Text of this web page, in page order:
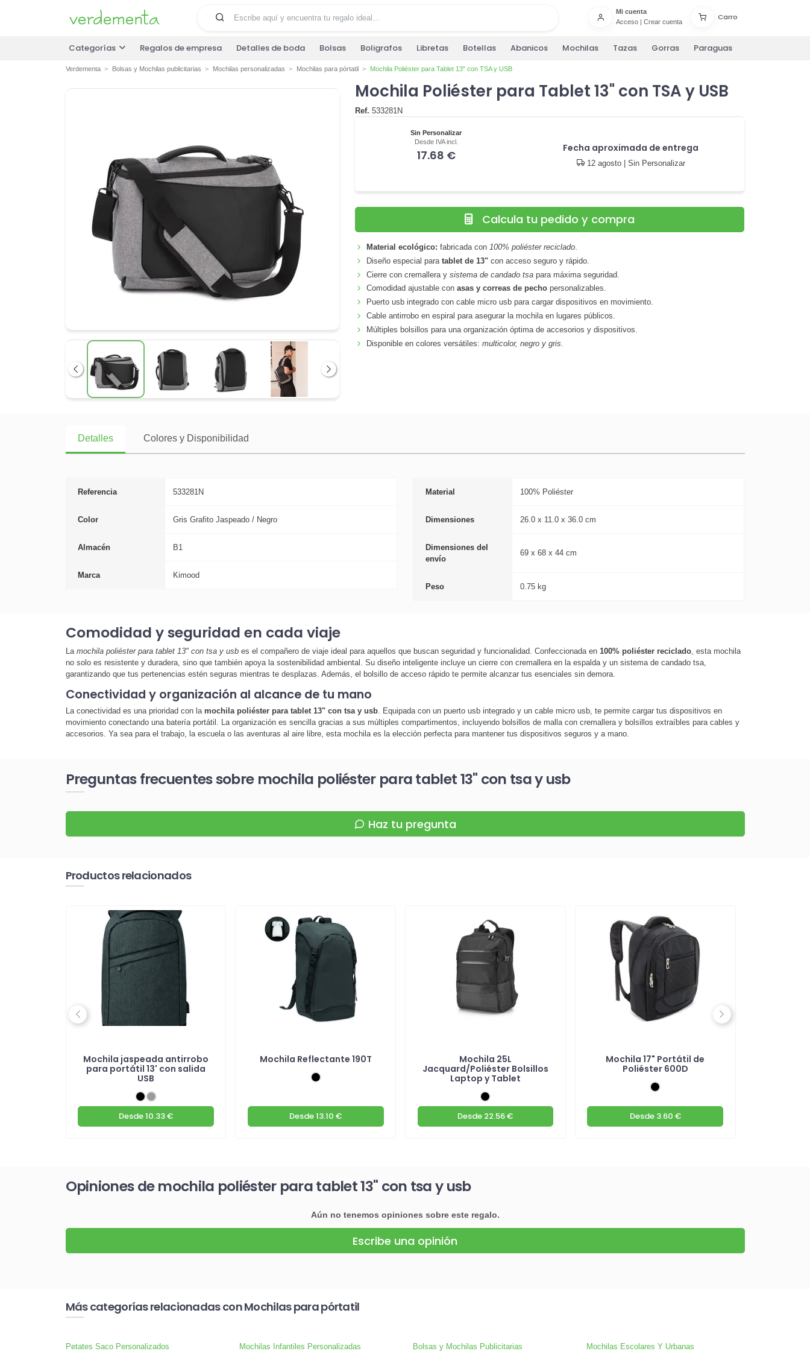
Mi cuenta
Acceso| Crear cuenta
Carro
Categorías Regalos de empresa Detalles de boda Bolsas Boligrafos Libretas Botellas Abanicos Mochilas Tazas Gorras Paraguas
Verdementa Bolsas y Mochilas publicitarias Mochilas personalizadas Mochilas para pórtatil Mochila Poliéster para Tablet 13" con TSA y USB
Anterior Siguiente
Mochila Poliéster para Tablet 13" con TSA y USB
Ref. 533281N
Sin Personalizar
Desde IVA incl.
17.68 € Fecha aproximada de entrega
12 agosto| Sin Personalizar
Calcula tu pedido y compra
Material ecológico: fabricada con 100% poliéster reciclado
Diseño especial paratablet de 13" con acceso seguro y rápido.
Cierre con cremallera ysistema de candado tsa para máxima seguridad.
Comodidad ajustable conasas y correas de pecho personalizables.
Puerto usb integrado con cable micro usb para cargar dispositivos en movimiento.
Cable antirrobo en espiral para asegurar la mochila en lugares públicos.
Múltiples bolsillos para una organización óptima de accesorios y dispositivos.
Disponible en colores versátiles:multicolor, negro y gris
Detalles Colores y Disponibilidad
Referencia 533281N
Color Gris Grafito Jaspeado / Negro
Almacén B1
Marca Kimood
Material 100% Poliéster
Dimensiones 26.0 x 11.0 x 36.0 cm
Dimensiones del
envío
69 x 68 x 44 cm
Peso 0.75 kg
Comodidad y seguridad en cada viaje
La mochila poliéster para tablet 13" con tsa y usbes el compañero de viaje ideal para aquellos que buscan seguridad y funcionalidad. Confeccionada en 100% poliéster reciclado, esta mochila
no solo es resistente y duradera, sino que también apoya la sostenibilidad ambiental. Su diseño inteligente incluye un cierre con cremallera en la espalda y un sistema de candado tsa,
garantizando que tus pertenencias estén seguras mientras te desplazas. Además, el bolsillo de acceso rápido te permite alcanzar tus esenciales sin demora.
Conectividad y organización al alcance de tu mano
La conectividad es una prioridad con la mochila poliéster para tablet 13" con tsa y usb. Equipada con un puerto usb integrado y un cable micro usb, te permite cargar tus dispositivos en
movimiento conectando una batería portátil. La organización es sencilla gracias a sus múltiples compartimentos, incluyendo bolsillos de malla con cremallera y bolsillos extraíbles para cables y
accesorios. Ya sea para el trabajo, la escuela o las aventuras al aire libre, esta mochila es la elección perfecta para mantener tus dispositivos seguros y a mano.
Preguntas frecuentes sobre mochila poliéster para tablet 13" con tsa y usb
Haz tu pregunta
Productos relacionados
Mochila jaspeada antirrobo
para portátil 13' con salida
USB
Desde10.33 €
Mochila Reflectante 190T
Desde13.10 €
Mochila 25L
Jacquard/Poliéster Bolsillos
Laptop y Tablet
Desde 22.56 €
Mochila 17" Portátil de
Poliéster 600D
Desde3.60 €
Previous Next
Opiniones de mochila poliéster para tablet 13" con tsa y usb
Aún no tenemos opiniones sobre este regalo.
Escribe una opinión
Más categorías relacionadas con Mochilas para pórtatil
Petates Saco Personalizados Mochilas Infantiles Personalizadas Bolsas y Mochilas Publicitarias Mochilas Escolares Y Urbanas